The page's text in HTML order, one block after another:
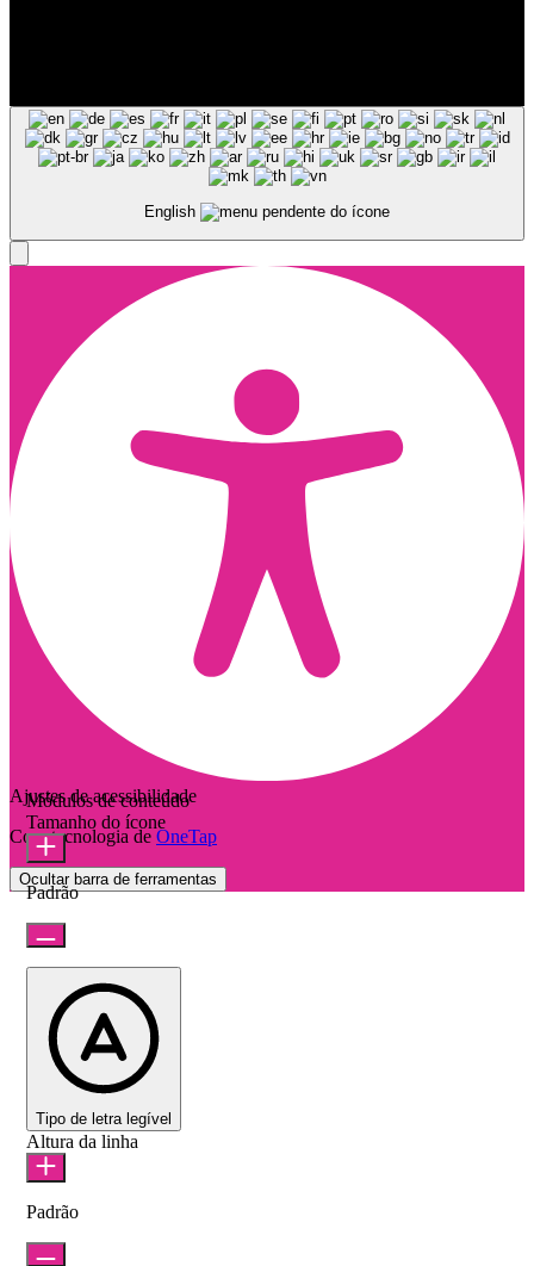
English
Ajustes de acessibilidade
Com tecnologia de OneTap
Ocultar barra de ferramentas
Módulos de conteúdo
Tamanho do ícone
Padrão
Tipo de letra legível
Altura da linha
Padrão